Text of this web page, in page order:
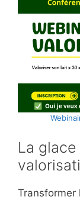
La
Transformer